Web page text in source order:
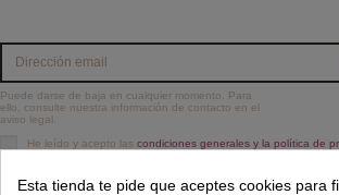
Puede darse de baja en cualquier momento. Para
ello, consulte nuestra información de contacto en el
aviso legal.
He leído y acepto las condiciones generales y la política de
Esta tienda te pide que aceptes cookies para